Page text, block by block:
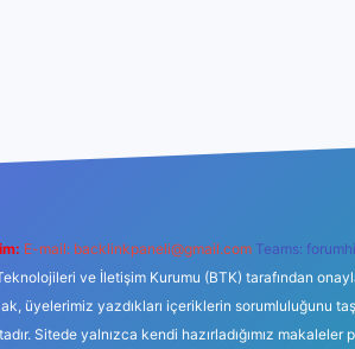
E-mail: backlinkpaneli@gmail.com Teams:
ve İletişim Kurumu (BTK) tarafından
üyelerimiz yazdıkları içeriklerin sorumluluğunu
Sitede yalnızca kendi hazırladığımız